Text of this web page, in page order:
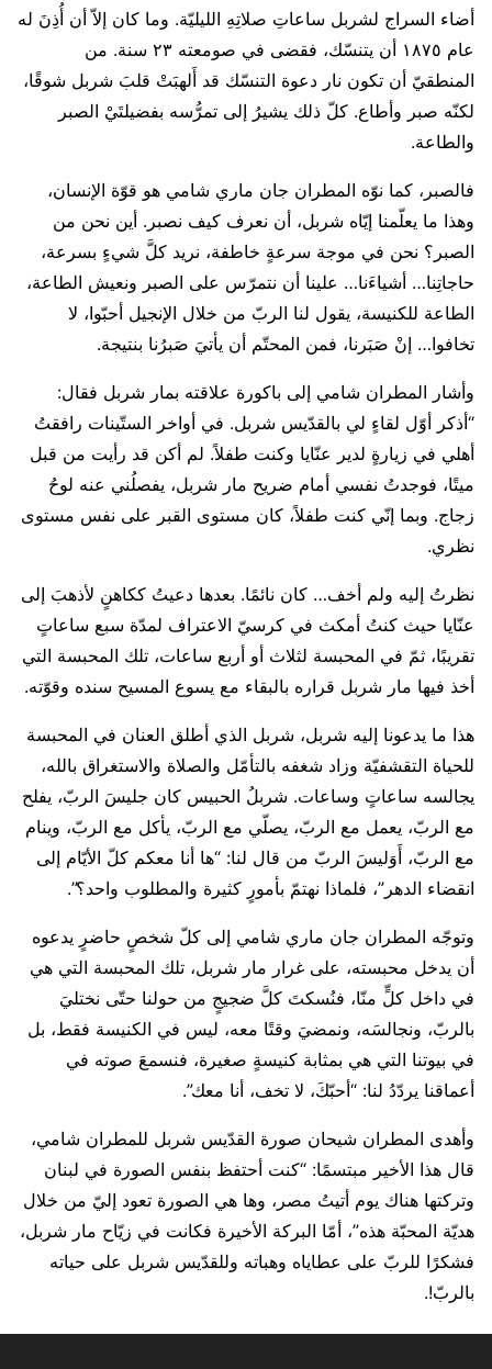
أضاء السراج لشربل ساعاتِ صلاتِهِ الليليّة. وما كان إلاّ أن أُذِنَ له
عام ۱۸٧٥ أن يتنسّك، فقضى في صومعته ٢٣ سنة. من
المنطقيّ أن تكون نار دعوة التنسّك قد أَلهبَتْ قلبَ شربل شوقًا،
لكنّه صبر وأطاع. كلّ ذلك يشيرُ إلى تمرُّسه بفضيلتَيْ الصبر
والطاعة.
فالصبر، كما نوّه المطران جان ماري شامي هو قوّة الإنسان،
وهذا ما يعلّمنا إيّاه شربل، أن نعرف كيف نصبر. أين نحن من
الصبر؟ نحن في موجة سرعةٍ خاطفة، نريد كلَّ شيءٍ بسرعة،
حاجاتِنا… أشياءَنا… علينا أن نتمرّس على الصبر ونعيش الطاعة،
الطاعة للكنيسة، يقول لنا الربّ من خلال الإنجيل أحبّوا، لا
تخافوا… إنْ صَبَرنا، فمن المحتّم أن يأتيَ صَبرُنا بنتيجة.
وأشار المطران شامي إلى باكورة علاقته بمار شربل فقال:
“أذكر أوّل لقاءٍ لي بالقدّيس شربل. في أواخر الستّينات رافقتُ
أهلي في زيارةٍ لدير عنّايا وكنت طفلاً. لم أكن قد رأيت من قبل
ميتًا، فوجدتُ نفسي أمام ضريح مار شربل، يفصلُني عنه لوحُ
زجاج. وبما إنّي كنت طفلاً، كان مستوى القبر على نفس مستوى
نظري.
نظرتُ إليه ولم أخف… كان نائمًا. بعدها دعيتُ ككاهنٍ لأذهبَ إلى
عنّايا حيث كنتُ أمكث في كرسيّ الاعتراف لمدّة سبع ساعاتٍ
تقريبًا، ثمّ في المحبسة لثلاث أو أربع ساعات، تلك المحبسة التي
أخذ فيها مار شربل قراره بالبقاء مع يسوع المسيح سنده وقوّته.
هذا ما يدعونا إليه شربل، شربل الذي أطلق العنان في المحبسة
للحياة التقشفيّة وزاد شغفه بالتأمّل والصلاة والاستغراق بالله،
يجالسه ساعاتٍ وساعات. شربلُ الحبيس كان جليسَ الربّ، يفلح
مع الربّ، يعمل مع الربّ، يصلّي مع الربّ، يأكل مع الربّ، وينام
مع الربّ، أَوَليسَ الربّ من قال لنا: “ها أنا معكم كلّ الأيّام إلى
انقضاء الدهر”، فلماذا نهتمّ بأمورٍ كثيرة والمطلوب واحد؟”.
وتوجّه المطران جان ماري شامي إلى كلّ شخصٍ حاضرٍ يدعوه
أن يدخل محبسته، على غرار مار شربل، تلك المحبسة التي هي
في داخل كلٍّ منّا، فنُسكتَ كلَّ ضجيجٍ من حولنا حتّى نختليَ
بالربّ، ونجالسَه، ونمضيَ وقتًا معه، ليس في الكنيسة فقط، بل
في بيوتنا التي هي بمثابة كنيسةٍ صغيرة، فنسمعَ صوته في
أعماقنا يردّدُ لنا: “أحبّكَ، لا تخف، أنا معك”.
وأهدى المطران شيحان صورة القدّيس شربل للمطران شامي،
قال هذا الأخير مبتسمًا: “كنت أحتفظ بنفس الصورة في لبنان
وتركتها هناك يوم أتيتُ مصر، وها هي الصورة تعود إليّ من خلال
هديّة المحبّة هذه”، أمّا البركة الأخيرة فكانت في زيّاح مار شربل،
فشكرًا للربّ على عطاياه وهباته وللقدّيس شربل على حياته
بالربّ!.